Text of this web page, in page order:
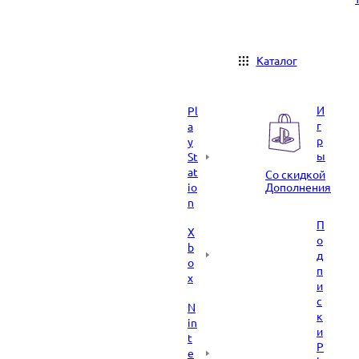
Каталог
Pl
a
y
St
at
io
n
X
b
o
x
N
in
t
e
И
г
р
ы
Со скидкой
Дополнения
П
о
д
п
и
с
к
и
P